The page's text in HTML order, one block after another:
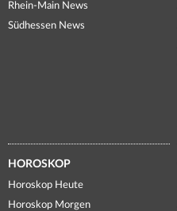
Rhein-Main News
Südhessen News
HOROSKOP
Horoskop Heute
Horoskop Morgen